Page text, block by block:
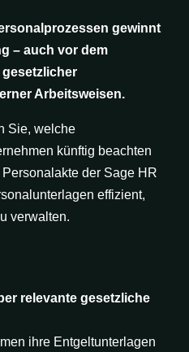
gewinnt
– auch vor dem
Arbeitsweisen.
Sie, welche
künftig beachten
der Sage HR
effizient,
verwalten.
relevante gesetzliche
ihre Entgeltunterlagen